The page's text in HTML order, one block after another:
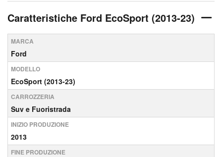
Caratteristiche Ford EcoSport (2013-23)
MARCA
Ford
MODELLO
EcoSport (2013-23)
CARROZZERIA
Suv e Fuoristrada
INIZIO PRODUZIONE
2013
FINE PRODUZIONE